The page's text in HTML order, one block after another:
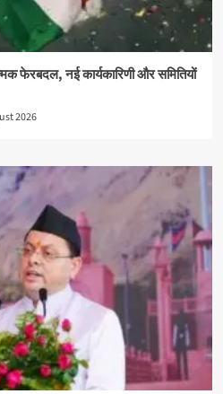
फेरबदल, नई कार्यकारिणी और समितियों
2026